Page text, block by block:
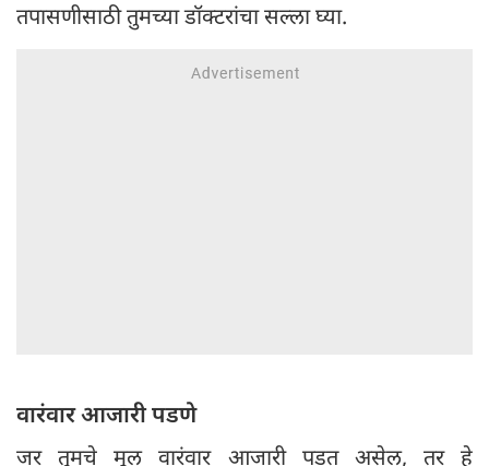
तपासणीसाठी तुमच्या डॉक्टरांचा सल्ला घ्या.
वारंवार आजारी पडणे
जर तुमचे मूल वारंवार आजारी पडत असेल, तर हे